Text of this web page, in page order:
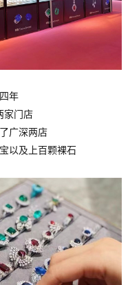
年
家门店
广深两店
以及上百颗裸石